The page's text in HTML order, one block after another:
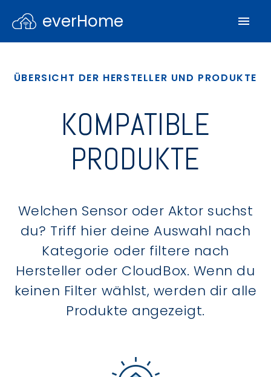
everHome
ÜBERSICHT DER HERSTELLER UND PRODUKTE
KOMPATIBLE
PRODUKTE
Welchen Sensor oder Aktor suchst
du? Triff hier deine Auswahl nach
Kategorie oder filtere nach
Hersteller oder CloudBox. Wenn du
keinen Filter wählst, werden dir alle
Produkte angezeigt.